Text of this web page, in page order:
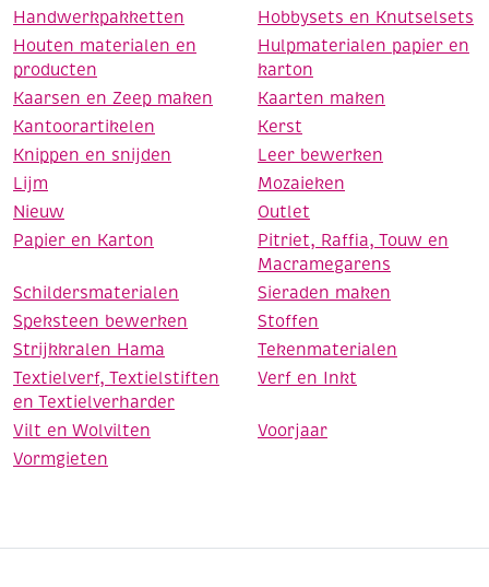
Handwerkpakketten
Hobbysets en Knutselsets
Houten materialen en
producten
Hulpmaterialen papier en
karton
Kaarsen en Zeep maken
Kaarten maken
Kantoorartikelen
Kerst
Knippen en snijden
Leer bewerken
Lijm
Mozaieken
Nieuw
Outlet
Papier en Karton
Pitriet, Raffia, Touw en
Macramegarens
Schildersmaterialen
Sieraden maken
Speksteen bewerken
Stoffen
Strijkkralen Hama
Tekenmaterialen
Textielverf, Textielstiften
en Textielverharder
Verf en Inkt
Vilt en Wolvilten
Voorjaar
Vormgieten